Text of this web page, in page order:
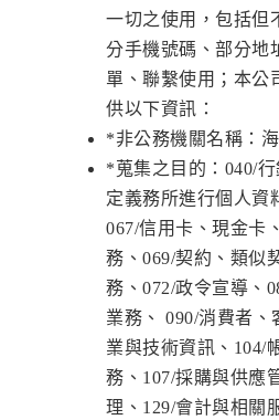
一切之使用，包括但
分手機號碼、部分地
單、聯繫使用；本公
供以下資訊：
*非公務機關名稱：
*蒐集之目的：040/
定義務所進行個人資
067/信用卡、現金卡
務、069/契約、類似
務、072/政令宣導、
業務、 090/消費者、
業與技術資訊、104/
務、107/採購與供應
理、129/會計與相關